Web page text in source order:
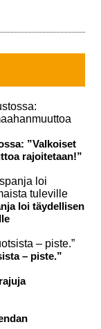
”Valkoiset
rajoitetaan!”
loi täydellisen
– piste.”